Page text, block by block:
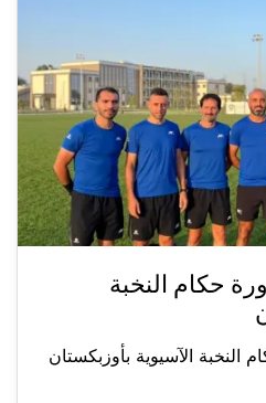
حكام النخبة
النخبة الآسيوية بأوزبكستان